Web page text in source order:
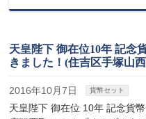
天皇陛下 御在位10年 記念
きました！(住吉区手塚山
2016年10月7日 貨幣セット
天皇陛下 御在位 10年 記念貨